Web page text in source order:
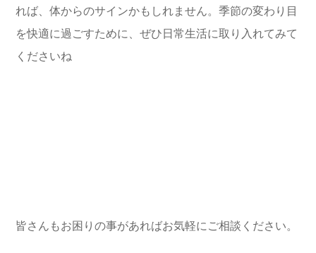
れば、体からのサインかもしれません。季節の変わり目
を快適に過ごすために、ぜひ日常生活に取り入れてみて
くださいね
皆さんもお困りの事があればお気軽にご相談ください。